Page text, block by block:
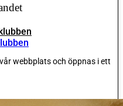
webbplats och öppnas i ett